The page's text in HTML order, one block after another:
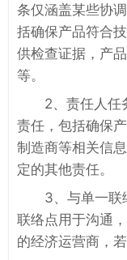
条仅涵盖某些协
括确保产品符合
供检查证据，产
等。
2、责任人任
责任，包括确保
制造商等相关信
定的其他责任。
3、与单一联
联络点用于沟通
的经济运营商，